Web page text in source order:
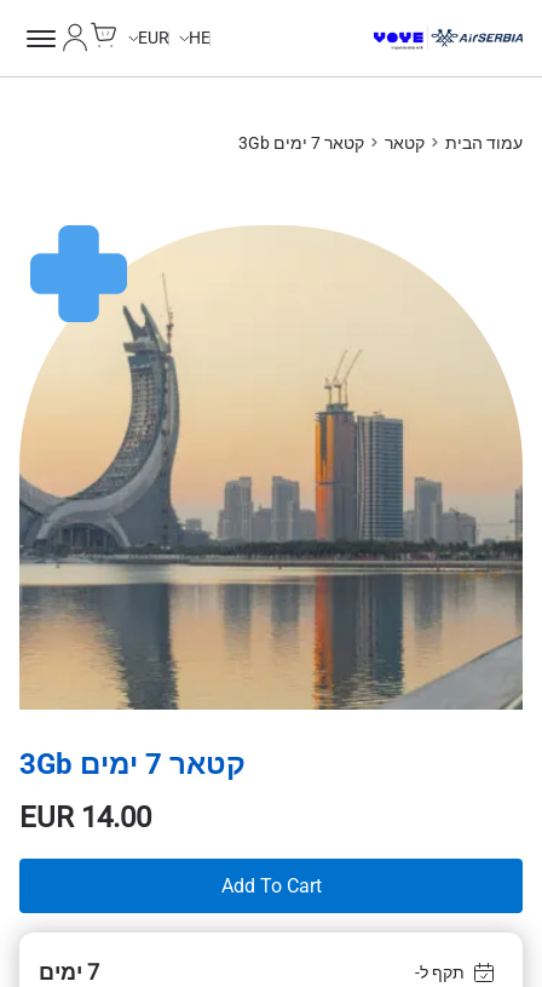
HE
EUR
עמוד הבית קטאר קטאר 7 ימים 3Gb
קטאר 7 ימים 3Gb
EUR14.00
Add To Cart
תקף ל- 7 ימים